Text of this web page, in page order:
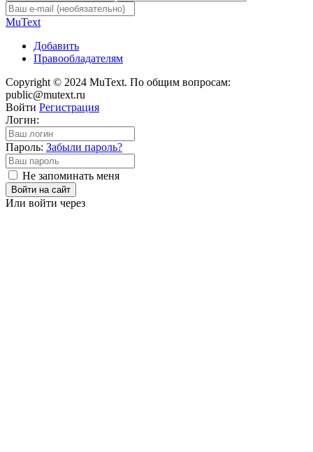
MuText
Добавить
Правообладателям
Copyright © 2024 MuText. По общим вопросам:
public@mutext.ru
Войти Регистрация
Логин:
Пароль: Забыли пароль?
Не запоминать меня
Войти на сайт
Или войти через